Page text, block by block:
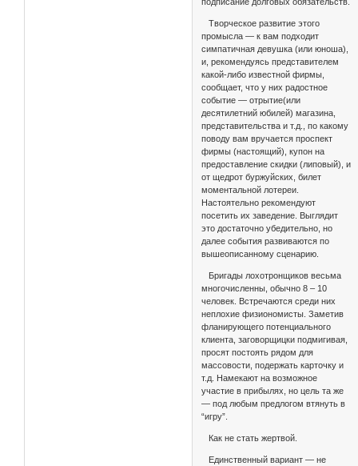
Творческое развитие этого
промысла — к вам подходит
симпатичная девушка (или юноша),
и, рекомендуясь представителем
какой-либо известной фирмы,
сообщает, что у них радостное
событие — отрытие(или
десятилетний юбилей) магазина,
представительства и т.д., по какому
поводу вам вручается проспект
фирмы (настоящий), купон на
предоставление скидки (липовый), и
от щедрот буржуйских, билет
моментальной лотереи.
Настоятельно рекомендуют
посетить их заведение. Выглядит
это достаточно убедительно, но
далее события развиваются по
вышеописанному сценарию.
Бригады лохотронщиков весьма
многочисленны, обычно 8 – 10
человек. Встречаются среди них
неплохие физиономисты. Заметив
фланирующего потенциального
клиента, заговорщицки подмигивая,
просят постоять рядом для
массовости, подержать карточку и
т.д. Намекают на возможное
участие в прибылях, но цель та же
— под любым предлогом втянуть в
“игру”.
Как не стать жертвой.
Единственный вариант — не